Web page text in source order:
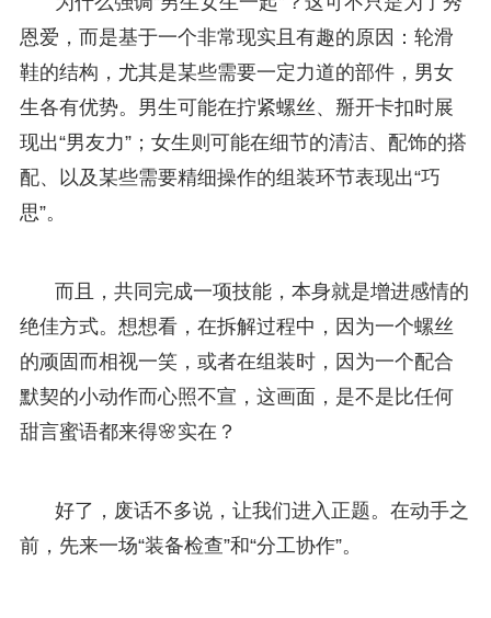
恩爱，而是基于一个非常现实且有趣的原因：轮滑
鞋的结构，尤其是某些需要一定力道的部件，男女
生各有优势。男生可能在拧紧螺丝、掰开卡扣时展
现出“男友力”；女生则可能在细节的清洁、配饰的搭
配、以及某些需要精细操作的组装环节表现出“巧
思”。
而且，共同完成一项技能，本身就是增进感情的
绝佳方式。想想看，在拆解过程中，因为一个螺丝
的顽固而相视一笑，或者在组装时，因为一个配合
默契的小动作而心照不宣，这画面，是不是比任何
甜言蜜语都来得🌸实在？
好了，废话不多说，让我们进入正题。在动手之
前，先来一场“装备检查”和“分工协作”。